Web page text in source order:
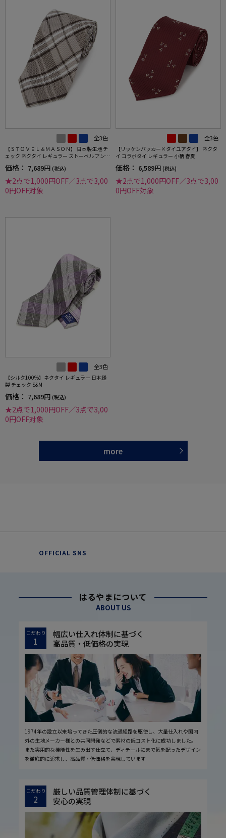
全3色
【ＳＴＯＶＥＬ＆ＭＡＳＯＮ】 日本製生地 チ
ェック ネクタイ レギュラー ストーベル アンド
メイソン 春夏
価格： 7,689円 (税込)
★2点で1,000円OFF／3点で3,00
0円OFF対象
全3色
【リッケンバッカー×タイユアタイ】 ネクタ
イ コラボタイ レギュラー 小柄 春夏
価格： 6,589円 (税込)
★2点で1,000円OFF／3点で3,00
0円OFF対象
全3色
【シルク100%】ネクタイ レギュラー 日本縫
製 チェック S&M
価格： 7,689円 (税込)
★2点で1,000円OFF／3点で3,00
0円OFF対象
more
OFFICIAL SNS
はるやまについて
ABOUT US
こだわり
1
幅広い仕入れ体制に基づく
高品質・低価格の実現
1974年の設立以来培ってきた圧倒的な流通経路を駆使し、大量仕入れや国内
外の生地メーカー様との共同開発などで素材の低コスト化に成功しました。
また実用的な機能性を生み出す仕立て、ディテールにまで気を配ったデザイン
を徹底的に追求し、高品質・低価格を実現しています
こだわり
2
厳しい品質管理体制に基づく
安心の実現